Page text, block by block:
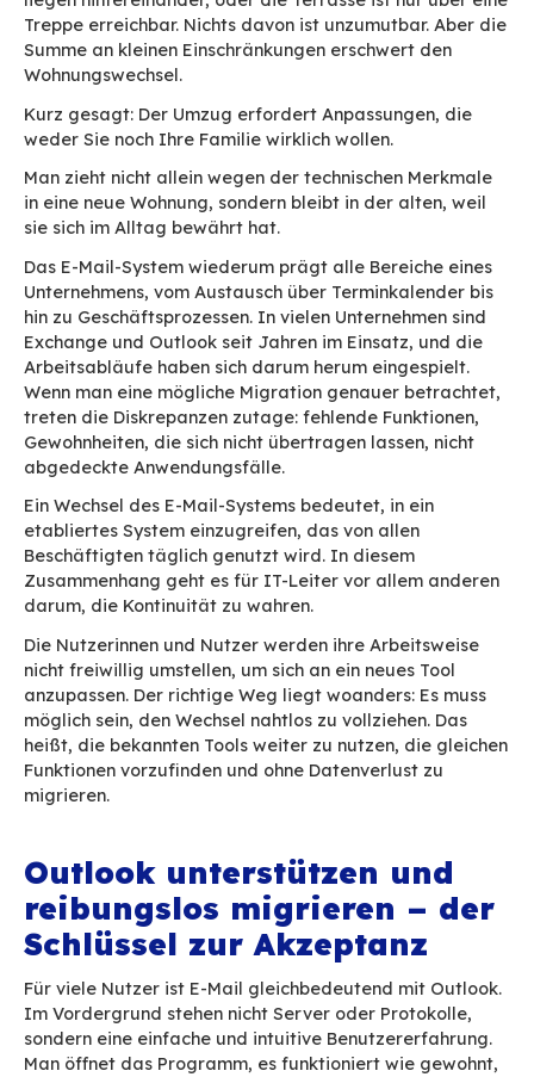
Orientierungspunkte und Funktionen
diese Kontinuität, kommt der Wandel zum
Vier Wände und ein
Der Wechsel des E-Mail-Systems gleicht einem
Wenn man die eigene Wohnung verlassen und
eine neue entscheiden soll, gleichen sich auf
Blick viele der Alternativen. Sie bieten die
Zimmer und eine ähnliche Anzahl an
Tatsächlich geht es aber darum, den
Familie beizubehalten. Auch in einer neuen
es zum Beispiel einen eigenen Schlafbereich
einen vom Wohnzimmer aus zugänglichen
oder eine Garage, in der zwei Autos
Platz finden. Auf dem Papier weisen mehrere
Alternativen die gleichen Räume und
Ausstattungsmerkmale auf – aber immer
angeordnet: Man muss vielleicht durch das
gehen, um in die Schlafzimmer zu gelangen,
liegen hintereinander, oder die Terrasse ist
Treppe erreichbar. Nichts davon ist
Summe an kleinen Einschränkungen erschwert
Wohnungswechsel.
Kurz gesagt: Der Umzug erfordert
Man zieht nicht allein wegen der technischen
in eine neue Wohnung, sondern bleibt in der
sie sich im Alltag bewährt hat.
Das E-Mail-System wiederum prägt alle
Unternehmens, vom Austausch über
hin zu Geschäftsprozessen. In vielen